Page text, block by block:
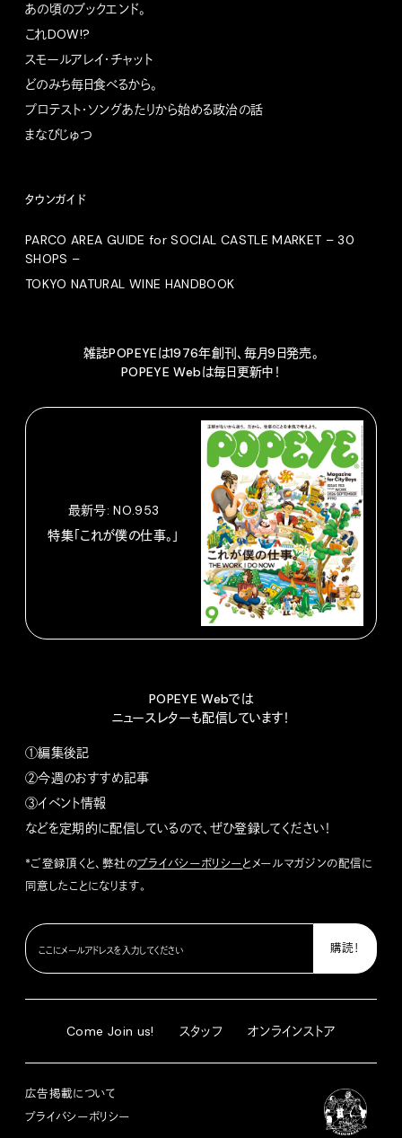
あの頃のブックエンド。
これDOW!?
スモールアレイ・チャット
どのみち毎日食べるから。
プロテスト・ソングあたりから始める政治の話
まなびじゅつ
タウンガイド
PARCO AREA GUIDE for SOCIAL CASTLE MARKET – 30
SHOPS –
TOKYO NATURAL WINE HANDBOOK
雑誌POPEYEは1976年創刊、毎月9日発売。
POPEYE Webは毎日更新中！
最新号: NO.953
特集「これが僕の仕事。」
POPEYE Webでは
ニュースレターも配信しています！
①編集後記
②今週のおすすめ記事
③イベント情報
などを定期的に配信しているので、ぜひ登録してください！
*ご登録頂くと、弊社のプライバシーポリシーとメールマガジンの配信に
同意したことになります。
Come Join us! スタッフ オンラインストア
広告掲載について
プライバシーポリシー